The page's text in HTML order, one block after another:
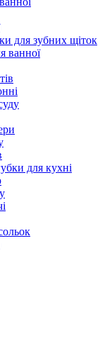
для зубних щіток
ванної
для кухні